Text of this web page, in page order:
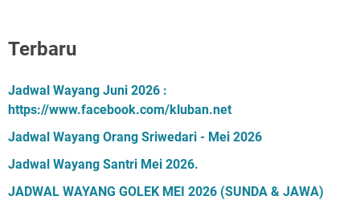
Terbaru
Jadwal Wayang Juni 2026 :
https://www.facebook.com/kluban.net
Jadwal Wayang Orang Sriwedari - Mei 2026
Jadwal Wayang Santri Mei 2026.
JADWAL WAYANG GOLEK MEI 2026 (SUNDA & JAWA)